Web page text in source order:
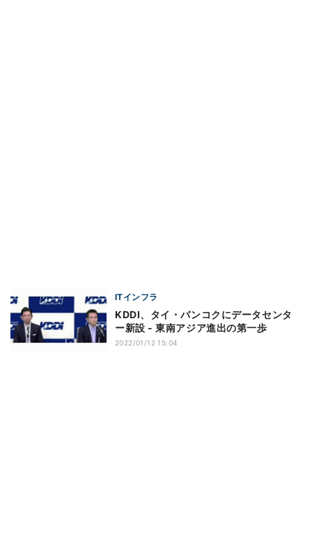
ITインフラ
KDDI、タイ・バンコクにデータセンタ
ー新設 - 東南アジア進出の第一歩
2022/01/12 15:04